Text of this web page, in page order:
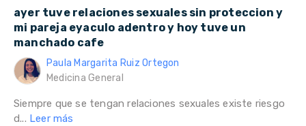
ayer tuve relaciones sexuales sin proteccion y
mi pareja eyaculo adentro y hoy tuve un
manchado cafe
Paula Margarita Ruiz Ortegon
Medicina General
Siempre que se tengan relaciones sexuales existe riesgo
d... Leer más